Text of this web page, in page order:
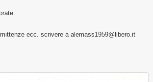
ecc. scrivere a alemass1959@libero.it